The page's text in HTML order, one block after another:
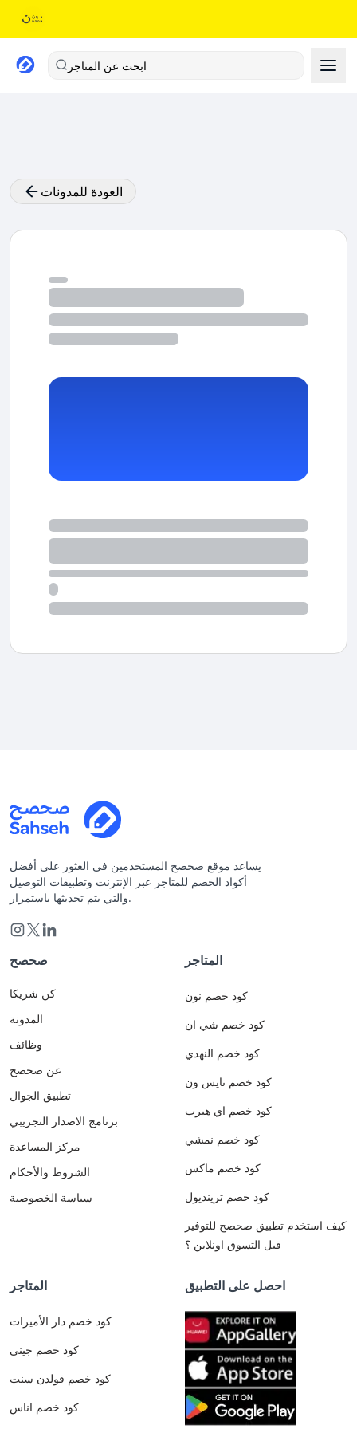
ابحث عن المتاجر
العودة للمدونات
يساعد موقع صحصح المستخدمين في العثور على أفضل
أكواد الخصم للمتاجر عبر الإنترنت وتطبيقات التوصيل
والتي يتم تحديثها باستمرار.
صحصح
كن شريكا
المدونة
وظائف
عن صحصح
تطبيق الجوال
برنامج الاصدار التجريبي
مركز المساعدة
الشروط والأحكام
سياسة الخصوصية
المتاجر
كود خصم نون
كود خصم شي ان
كود خصم النهدي
كود خصم نايس ون
كود خصم اي هيرب
كود خصم نمشي
كود خصم ماكس
كود خصم ترينديول
كيف استخدم تطبيق صحصح للتوفير
قبل التسوق اونلاين ؟
المتاجر
كود خصم دار الأميرات
كود خصم جيني
كود خصم قولدن سنت
كود خصم اناس
احصل على التطبيق